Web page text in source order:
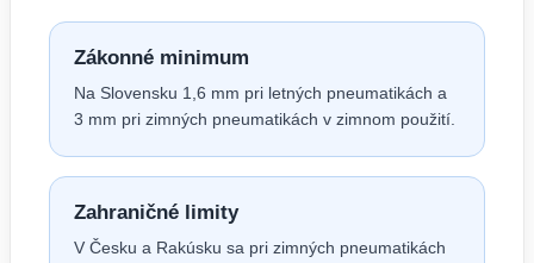
Zákonné minimum
Na Slovensku 1,6 mm pri letných pneumatikách a
3 mm pri zimných pneumatikách v zimnom použití.
Zahraničné limity
V Česku a Rakúsku sa pri zimných pneumatikách